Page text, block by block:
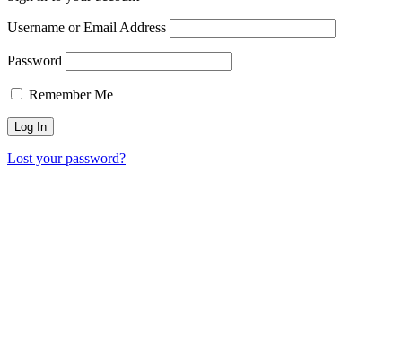
Username or Email Address
Password
Remember Me
Lost your password?